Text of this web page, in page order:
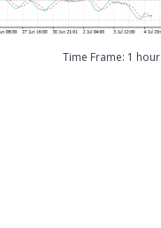
Time Frame: 1 hour